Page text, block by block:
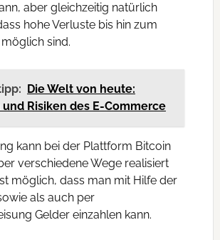
aber gleichzeitig natürlich
hohe Verluste bis hin zum
sind.
Die Welt von heute:
Risiken des E-Commerce
kann bei der Plattform Bitcoin
verschiedene Wege realisiert
möglich, dass man mit Hilfe der
als auch per
Gelder einzahlen kann.